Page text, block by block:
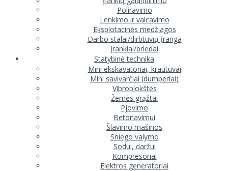
Poliravimo
Lenkimo ir valcavimo
Eksplotacinės medžiagos
Darbo stalai/dirbtuvių įranga
Įrankiai/priedai
Statybinė technika
Mini ekskavatoriai, krautuvai
Mini savivarčiai (dumperiai)
Vibroplokštės
Žemės grąžtai
Pjovimo
Betonavimui
Šlavimo mašinos
Sniego valymo
Sodui, daržui
Kompresoriai
Elektros generatoriai